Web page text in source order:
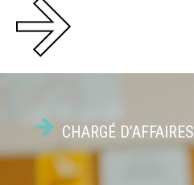
CHARGÉ D’AFFAIRES